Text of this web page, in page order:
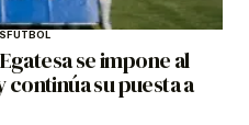
FÚTBOL
se impone al
continúa su puesta a